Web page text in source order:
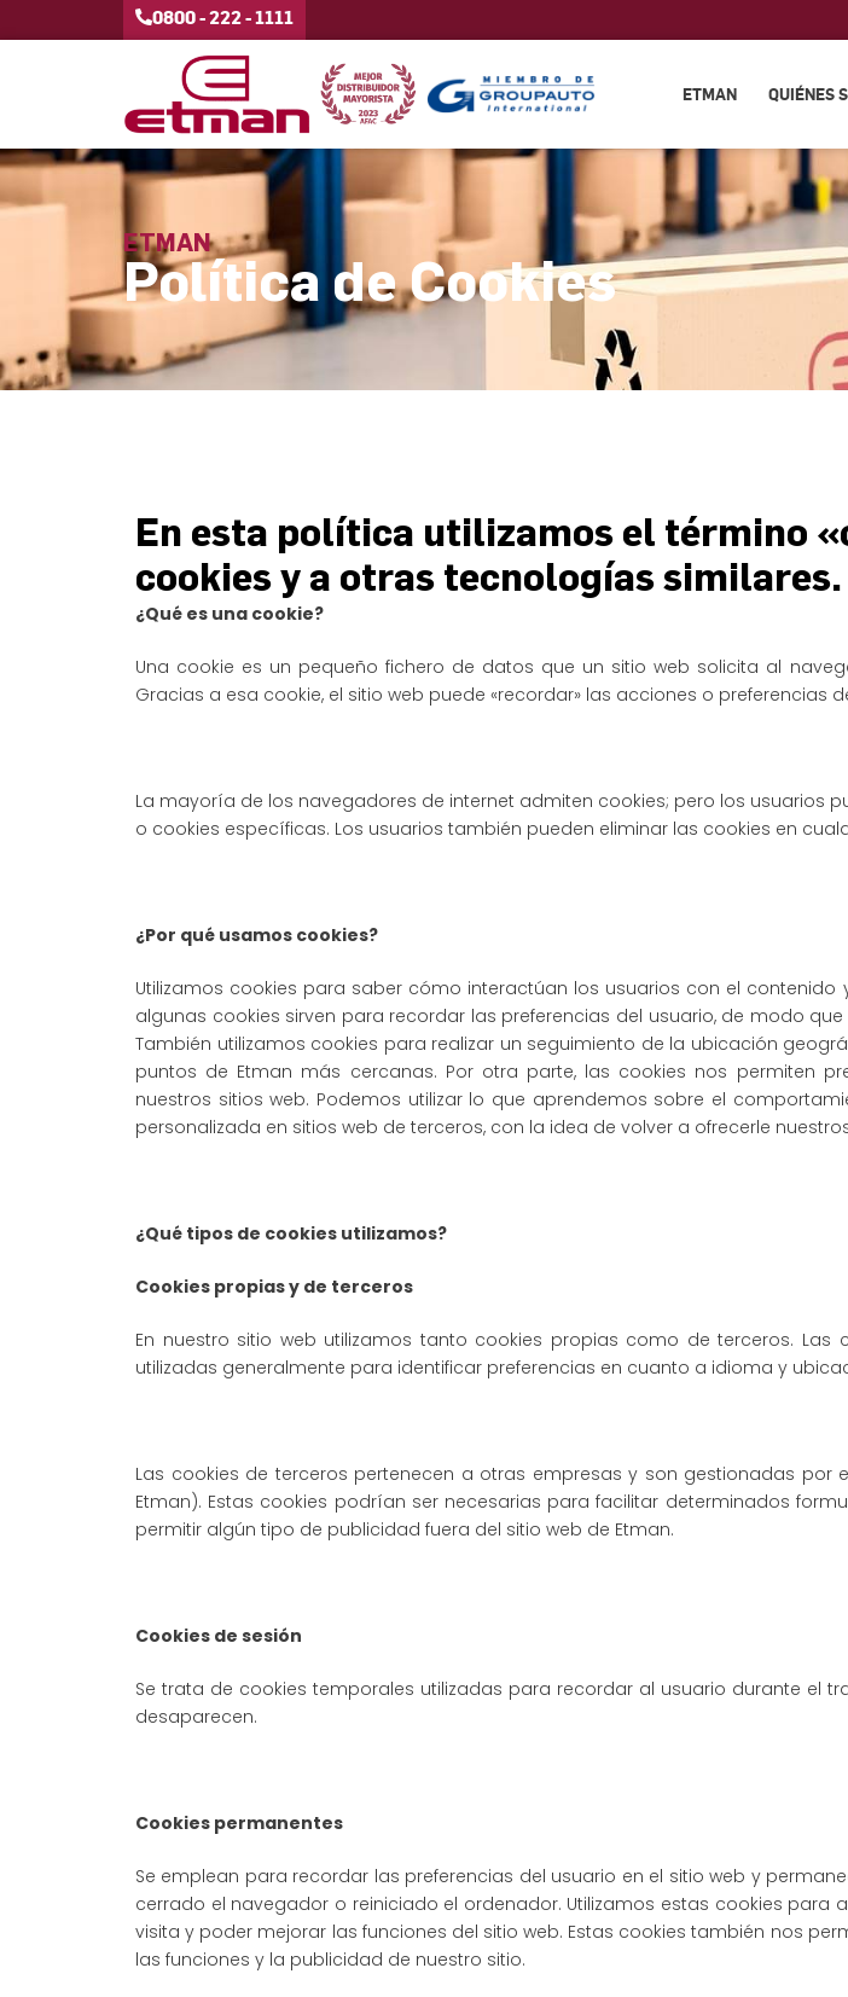
0800 - 222 - 1111
ETMAN QUIÉNES
ETMAN
Política de Cookies
En esta política utilizamos el término
cookies y a otras tecnologías similares.
¿Qué es una cookie?
Una cookie es un pequeño fichero de datos que un sitio web solicita al
Gracias a esa cookie, el sitio web puede «recordar» las acciones o preferencias
La mayoría de los navegadores de internet admiten cookies; pero los
o cookies específicas. Los usuarios también pueden eliminar las cookies en
¿Por qué usamos cookies?
Utilizamos cookies para saber cómo interactúan los usuarios con el
algunas cookies sirven para recordar las preferencias del usuario, de modo
También utilizamos cookies para realizar un seguimiento de la ubicación
puntos de Etman más cercanas. Por otra parte, las cookies nos permiten
nuestros sitios web. Podemos utilizar lo que aprendemos sobre el
personalizada en sitios web de terceros, con la idea de volver a ofrecerle
¿Qué tipos de cookies utilizamos?
Cookies propias y de terceros
En nuestro sitio web utilizamos tanto cookies propias como de terceros.
utilizadas generalmente para identificar preferencias en cuanto a idioma y
Las cookies de terceros pertenecen a otras empresas y son gestionadas
Etman). Estas cookies podrían ser necesarias para facilitar determinados
permitir algún tipo de publicidad fuera del sitio web de Etman.
Cookies de sesión
Se trata de cookies temporales utilizadas para recordar al usuario durante el
desaparecen.
Cookies permanentes
Se emplean para recordar las preferencias del usuario en el sitio web y
cerrado el navegador o reiniciado el ordenador. Utilizamos estas cookies
visita y poder mejorar las funciones del sitio web. Estas cookies también nos
las funciones y la publicidad de nuestro sitio.